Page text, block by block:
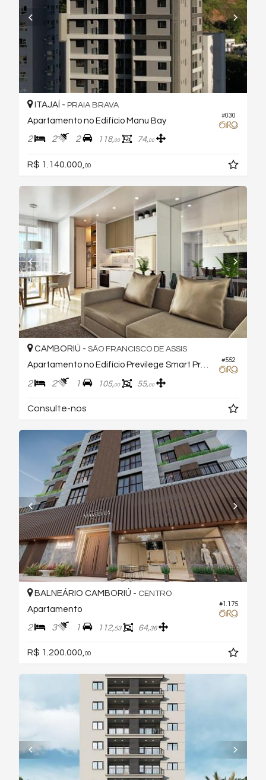
#030
ITAJAÍ - PRAIA BRAVA
Apartamento no Edifício Manu Bay
2 2 2 118,00 74,00
R$ 1.140.000, 00
#552
CAMBORIÚ - SÃO FRANCISCO DE ASSIS
Apartamento no Edifício Previlege Smart Premium
2 2 1 105,00 55,00
Consulte-nos
#1.175
BALNEÁRIO CAMBORIÚ - CENTRO
Apartamento
2 3 1 112,53 64,36
R$ 1.200.000, 00